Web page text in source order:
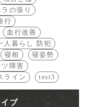
ラの張り
行
血行改善
人暮らし 防犯
寝相
寝姿勢
障害
ライン test3
ブ